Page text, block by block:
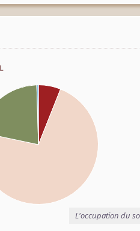
L'occupation du